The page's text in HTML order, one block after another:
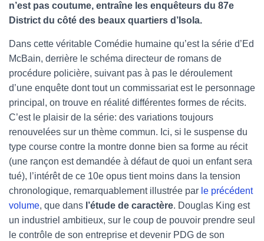
n’est pas coutume, entraîne les enquêteurs du 87e
District du côté des beaux quartiers d’Isola.
Dans cette véritable Comédie humaine qu’est la série d’Ed
McBain, derrière le schéma directeur de romans de
procédure policière, suivant pas à pas le déroulement
d’une enquête dont tout un commissariat est le personnage
principal, on trouve en réalité différentes formes de récits.
C’est le plaisir de la série: des variations toujours
renouvelées sur un thème commun. Ici, si le suspense du
type course contre la montre donne bien sa forme au récit
(une rançon est demandée à défaut de quoi un enfant sera
tué), l’intérêt de ce 10e opus tient moins dans la tension
chronologique, remarquablement illustrée par le précédent
volume, que dans l’étude de caractère. Douglas King est
un industriel ambitieux, sur le coup de pouvoir prendre seul
le contrôle de son entreprise et devenir PDG de son